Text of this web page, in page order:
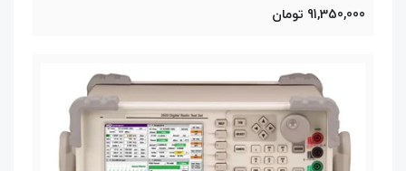
91,350,000 تومان